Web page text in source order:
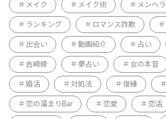
メイク メイク術 メンヘラ
ランキング ロマンス詐欺
出会い 動画紹介 占い
吉崎綾 夢占い 女の本音
婚活 対処法 復縁
恋の溜まりBar 恋愛 恋活